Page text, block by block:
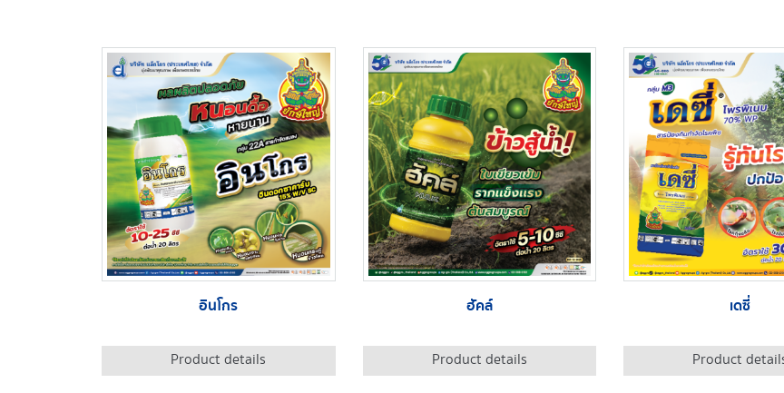
อินโกร
Product details
ฮัคล์
Product details
เดซี่
Product